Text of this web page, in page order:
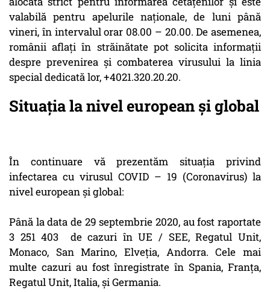
valabilă pentru apelurile naționale, de luni până
vineri, în intervalul orar 08.00 – 20.00. De asemenea,
românii aflați în străinătate pot solicita informații
despre prevenirea și combaterea virusului la linia
special dedicată lor, +4021.320.20.20.
Situația la nivel european și global
În continuare vă prezentăm situația privind
infectarea cu virusul COVID – 19 (Coronavirus) la
nivel european și global:
Până la data de 29 septembrie 2020, au fost raportate
3 251 403 de cazuri în UE / SEE, Regatul Unit,
Monaco, San Marino, Elveția, Andorra. Cele mai
multe cazuri au fost înregistrate în Spania, Franţa,
Regatul Unit, Italia, și Germania.